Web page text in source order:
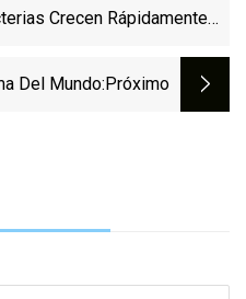
Crecen Rápidamente
De La Salud Animal Y
Del Mundo:próximo